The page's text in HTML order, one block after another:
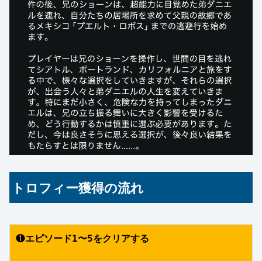
トロフィー獲得の流れ
❶エピソード1〜5をクリアする